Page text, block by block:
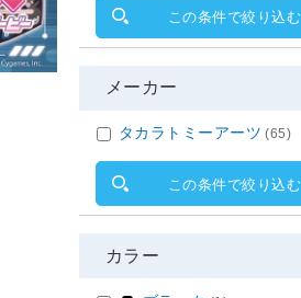
この条件で絞り込む
メーカー
タカラトミーアーツ (65)
この条件で絞り込む
カラー